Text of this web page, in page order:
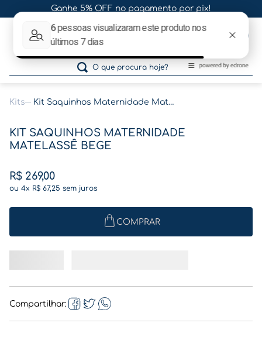
Ganhe 5% OFF no pagamento por pix!
O que procura hoje?
1 gestante
folha memórias barriga
Kits Kit Saquinhos Maternidade Matelassê Bege
KIT SAQUINHOS MATERNIDADE
MATELASSÊ BEGE
R$ 269,00
ou 4x R$ 67,25 sem juros
COMPRAR
Compartilhar